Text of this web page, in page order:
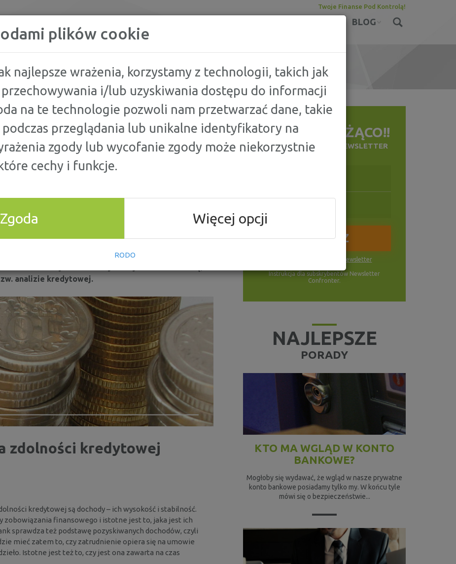
plików cookie
najlepsze wrażenia, korzystamy z technologii, takich jak
i/lub uzyskiwania dostępu do informacji
na te technologie pozwoli nam przetwarzać dane, takie
podczas przeglądania lub unikalne identyfikatory na
zgody lub wycofanie zgody może niekorzystnie
cechy i funkcje.
Zgoda Więcej opcji
RODO
Twoje Finanse Pod Kontrolą!
BLOG
potencjał finansowy. Im jest większy, tym większe
czyli tym większa jest Twoja zdolność kredytowa.
chcesz zaciągnąć kredyt czy pożyczkę – w końcu
kredytobiorcą i czy będziesz w stanie spłacić
od wielu czynników i w tym artykule dowiesz się,
analizie kredytowej.
zdolności kredytowej
kredytowej są dochody – ich wysokość i stabilność.
finansowego i istotne jest to, jaka jest ich
sprawdza też podstawę pozyskiwanych dochodów, czyli
mieć zatem to, czy zatrudnienie opiera się na umowie
Istotne jest też to, czy jest ona zawarta na czas
BĄDŹ NA BIEŻĄCO!!
ZAPISZ SIĘ NA NASZ NEWSLETTER
newsletter
Instrukcja dla subskrybentów Newsletter
Confronter.
NAJLEPSZE
PORADY
KTO MA WGLĄD W KONTO
BANKOWE?
Mogłoby się wydawać, że wgląd w nasze prywatne
konto bankowe posiadamy tylko my. W końcu tyle
mówi się o bezpieczeństwie...